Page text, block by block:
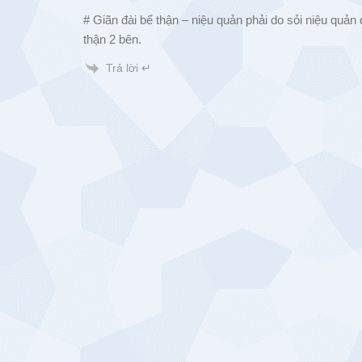
# Giãn đài bể thận – niệu quản phải do sỏi niệu
thận 2 bên.
Trả lời ↵